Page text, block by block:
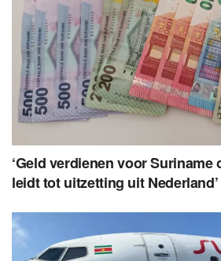
‘Geld verdienen voor
leidt tot uitzetting uit Nederland’